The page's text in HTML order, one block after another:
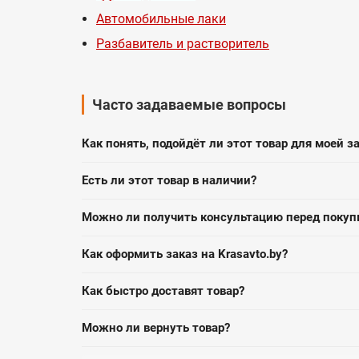
Автомобильные лаки
Разбавитель и растворитель
Часто задаваемые вопросы
Как понять, подойдёт ли этот товар для моей
Есть ли этот товар в наличии?
Можно ли получить консультацию перед
Как оформить заказ на Krasavto.by?
Как быстро доставят товар?
Можно ли вернуть товар?